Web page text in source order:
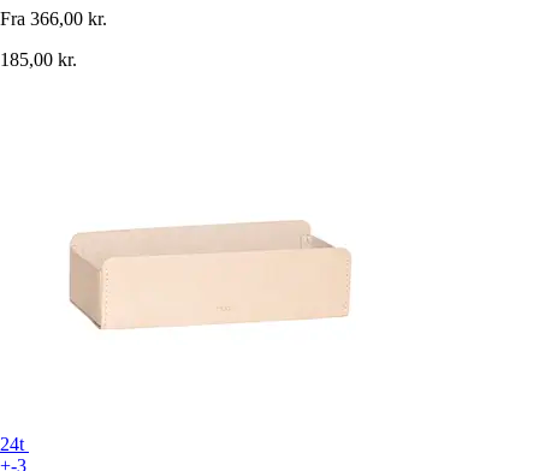
Fra 366,00 kr.
185,00 kr.
24t
+-3